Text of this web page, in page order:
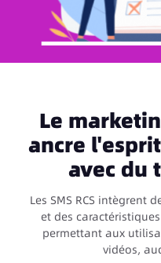
Le
ancre
avec du
Les SMS RCS intègrent
et des
permettant aux
vidéos,